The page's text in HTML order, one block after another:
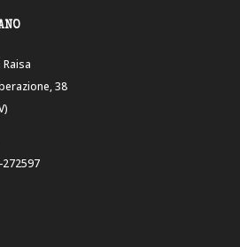
38
272597